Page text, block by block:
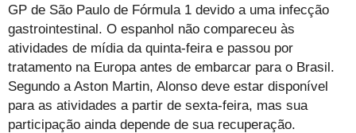
GP de São Paulo de Fórmula 1 devido a uma infecção
gastrointestinal. O espanhol não compareceu às
atividades de mídia da quinta-feira e passou por
tratamento na Europa antes de embarcar para o Brasil.
Segundo a Aston Martin, Alonso deve estar disponível
para as atividades a partir de sexta-feira, mas sua
participação ainda depende de sua recuperação.